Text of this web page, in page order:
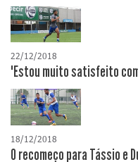
22/12/2018
"Estou muito satisfeito
18/12/2018
O recomeço para Tássio e